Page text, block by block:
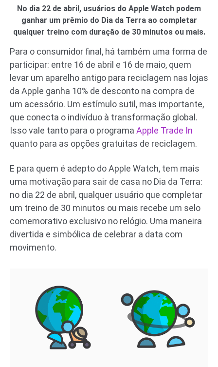
No dia 22 de abril, usuários do Apple Watch podem
ganhar um prêmio do Dia da Terra ao completar
qualquer treino com duração de 30 minutos ou mais.
Para o consumidor final, há também uma forma de
participar: entre 16 de abril e 16 de maio, quem
levar um aparelho antigo para reciclagem nas lojas
da Apple ganha 10% de desconto na compra de
um acessório. Um estímulo sutil, mas importante,
que conecta o indivíduo à transformação global.
Isso vale tanto para o programa Apple Trade In
quanto para as opções gratuitas de reciclagem.
E para quem é adepto do Apple Watch, tem mais
uma motivação para sair de casa no Dia da Terra:
no dia 22 de abril, qualquer usuário que completar
um treino de 30 minutos ou mais recebe um selo
comemorativo exclusivo no relógio. Uma maneira
divertida e simbólica de celebrar a data com
movimento.